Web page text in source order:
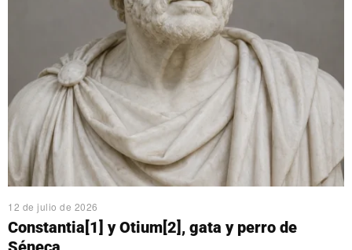
12 de julio de 2026
Constantia[1] y Otium[2], gata y perro de